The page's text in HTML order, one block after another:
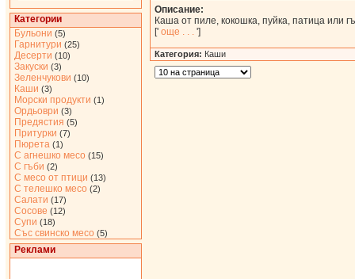
Категории
Бульони (5)
Гарнитури (25)
Десерти (10)
Закуски (3)
Зеленчукови (10)
Каши (3)
Морски продукти (1)
Ордьоври (3)
Предястия (5)
Притурки (7)
Пюрета (1)
С агнешко месо (15)
С гъби (2)
С месо от птици (13)
С телешко месо (2)
Салати (17)
Сосове (12)
Супи (18)
Със свинско месо (5)
Реклами
Описание:
Каша от пиле, кокошка, пуйка, патица или
[' още . . . ']
Категория: Каши